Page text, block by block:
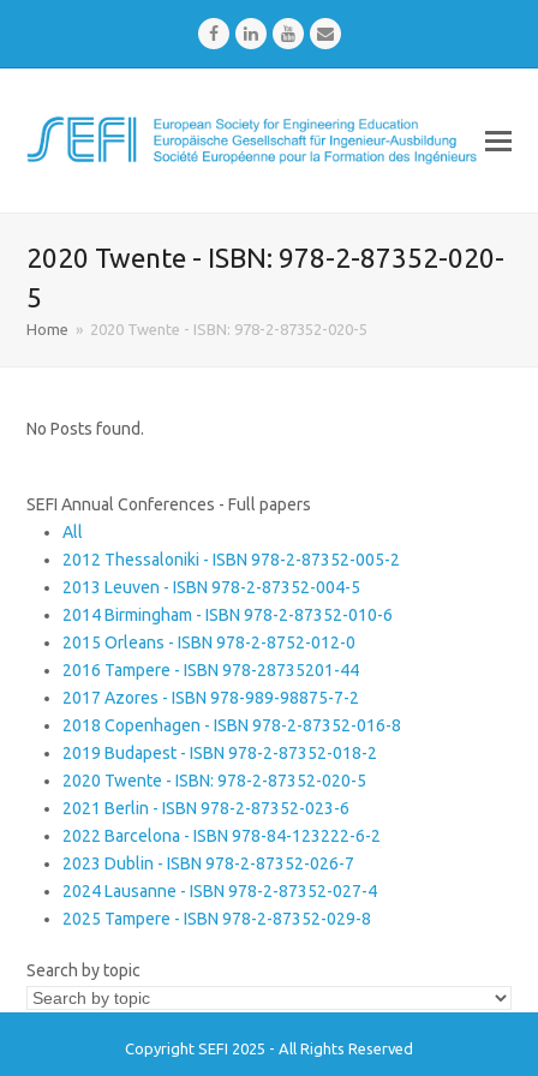
FacebookLinkedInYoutubeEmail
2020 Twente - ISBN: 978-2-87352-020-
5
Home » 2020 Twente - ISBN: 978-2-87352-020-5
No Posts found.
SEFI Annual Conferences - Full papers
All
2012 Thessaloniki - ISBN 978-2-87352-005-2
2013 Leuven - ISBN 978-2-87352-004-5
2014 Birmingham - ISBN 978-2-87352-010-6
2015 Orleans - ISBN 978-2-8752-012-0
2016 Tampere - ISBN 978-28735201-44
2017 Azores - ISBN 978-989-98875-7-2
2018 Copenhagen - ISBN 978-2-87352-016-8
2019 Budapest - ISBN 978-2-87352-018-2
2020 Twente - ISBN: 978-2-87352-020-5
2021 Berlin - ISBN 978-2-87352-023-6
2022 Barcelona - ISBN 978-84-123222-6-2
2023 Dublin - ISBN 978-2-87352-026-7
2024 Lausanne - ISBN 978-2-87352-027-4
2025 Tampere - ISBN 978-2-87352-029-8
Search by topic
Copyright SEFI 2025 - All Rights Reserved